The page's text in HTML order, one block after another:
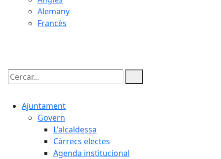
Alemany
Francès
Cercar:
Ajuntament
Govern
L'alcaldessa
Càrrecs electes
Agenda institucional